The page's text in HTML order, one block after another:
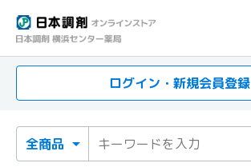
ログイン・新規会員登録
検索カテゴリ
検索キーワード